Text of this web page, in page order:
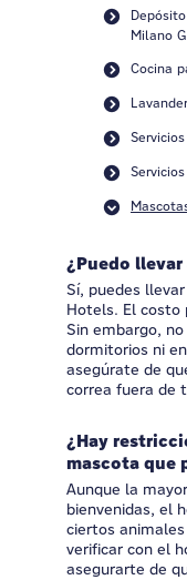
Milano
Cocina
¿Puedo
Sí, puedes
Hotels. El costo
Sin embargo,
dormitorios ni
asegúrate de
correa fuera de
¿Hay
mascota que
Aunque la
bienvenidas, el
ciertos
verificar con el
asegurarte de